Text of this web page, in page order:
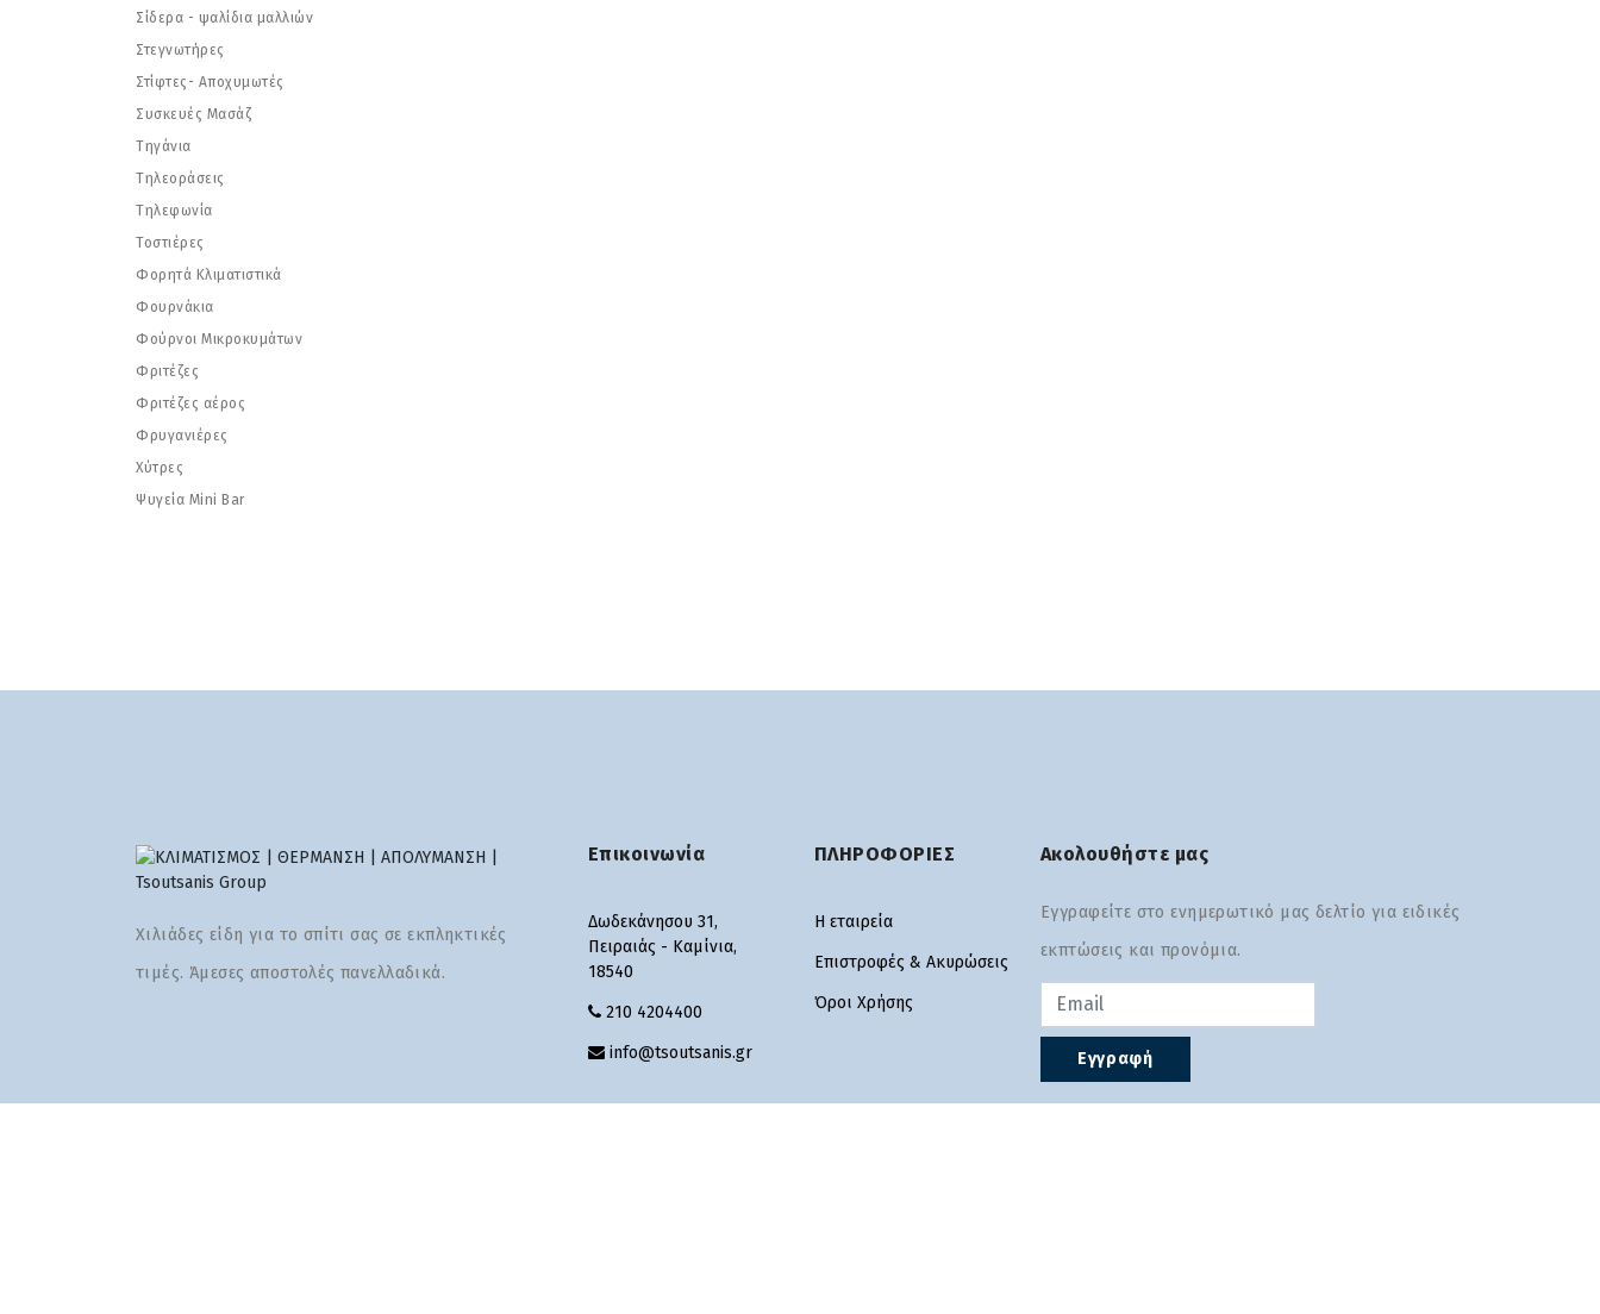
Σίδερα - ψαλίδια μαλλιών
Στεγνωτήρες
Στίφτες- Αποχυμωτές
Συσκευές Μασάζ
Τηγάνια
Τηλεοράσεις
Τηλεφωνία
Τοστιέρες
Φορητά Κλιματιστικά
Φουρνάκια
Φούρνοι Μικροκυμάτων
Φριτέζες
Φριτέζες αέρος
Φρυγανιέρες
Χύτρες
Ψυγεία Mini Bar
Χιλιάδες είδη για το σπίτι σας σε εκπληκτικές
τιμές. Άμεσες αποστολές πανελλαδικά.
Επικοινωνία
Δωδεκάνησου 31,
Πειραιάς - Καμίνια,
18540
210 4204400
info@tsoutsanis.gr
ΠΛΗΡΟΦΟΡΙΕΣ
Η εταιρεία
Επιστροφές & Ακυρώσεις
Όροι Χρήσης
Ακολουθήστε μας
Εγγραφείτε στο ενημερωτικό μας δελτίο για ειδικές
εκπτώσεις και προνόμια.
Password
Εγγραφή